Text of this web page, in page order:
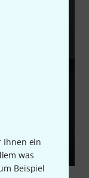
Ihnen ein
was
Beispiel